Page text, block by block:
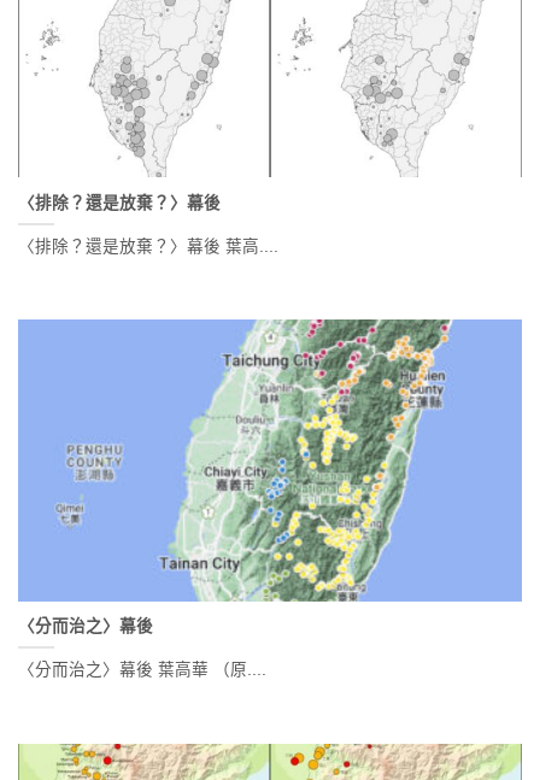
〈排除？還是放棄？〉幕後
〈排除？還是放棄？〉幕後 葉高....
〈分而治之〉幕後
〈分而治之〉幕後 葉高華 （原....